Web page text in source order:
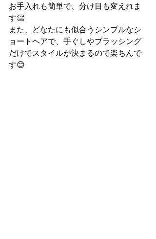
お手入れも簡単で、分け目も変えれま
す👏
また、どなたにも似合うシンプルなシ
ョートヘアで、手ぐしやブラッシング
だけでスタイルが決まるので楽ちんで
す😊